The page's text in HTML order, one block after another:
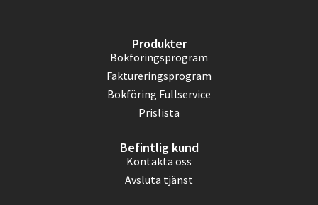
Produkter
Bokföringsprogram
Faktureringsprogram
Bokföring Fullservice
Prislista
Befintlig kund
Kontakta oss
Avsluta tjänst